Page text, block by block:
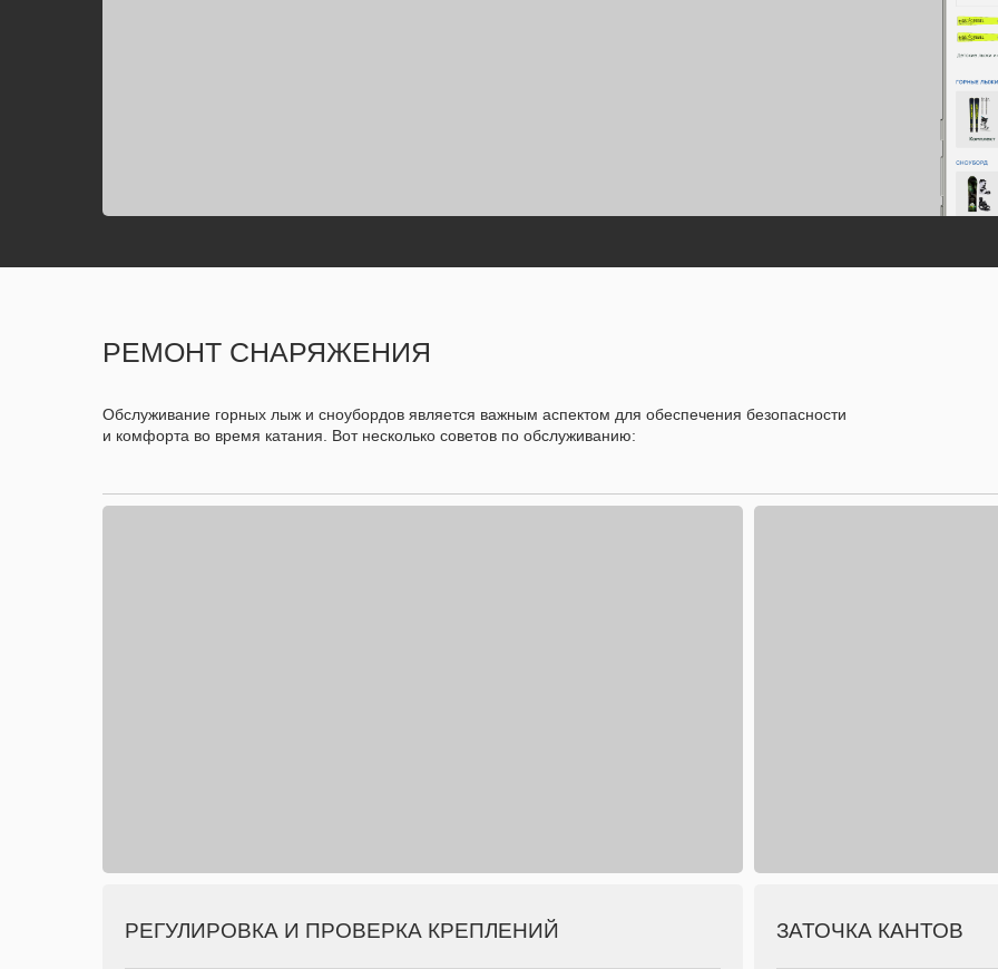
РЕМОНТ СНАРЯЖЕНИЯ
Обслуживание горных лыж и сноубордов является важным аспектом для обеспечения безопасности
и комфорта во время катания. Вот несколько советов по обслуживанию:
РЕГУЛИРОВКА И ПРОВЕРКА КРЕПЛЕНИЙ ЗАТОЧКА КАНТОВ